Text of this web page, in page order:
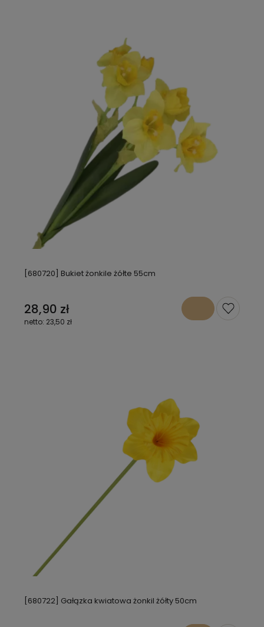
[680720] Bukiet żonkile żółte 55cm
28,90 zł
23,50 zł
[680722] Gałązka kwiatowa żonkil żółty 50cm